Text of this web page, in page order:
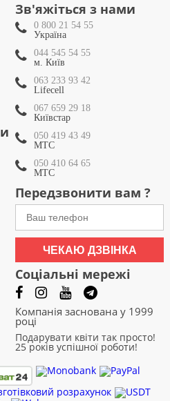
Зв'яжіться з нами
0 800 21 54 55
Україна
044 545 54 55
м. Київ
063 233 93 42
Lifecell
067 659 29 18
Київстар
050 419 43 49
МТС
050 410 64 65
МТС
Передзвонити вам ?
ЧЕКАЮ ДЗВІНКА
Соціальні мережі
Компанія заснована у 1999
році
Подарувати квіти так просто!
25 років успішної роботи!